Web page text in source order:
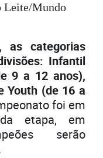
Leite/Mundo
as categorias
Infantil
9 a 12 anos),
Youth (de 16 a
foi em
etapa, em
serão